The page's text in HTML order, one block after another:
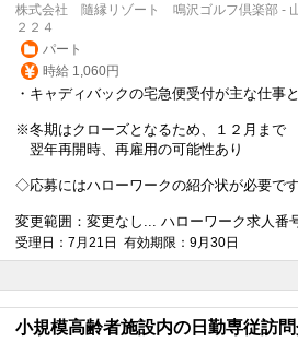
株式会社 隨縁リゾート 鳴沢ゴルフ倶楽部 -
２２４
パート
時給 1,060円
・キャディバックの宅急便受付が主な仕事
※冬期はクローズとなるため、１２月まで
翌年再開時、再雇用の可能性あり
◇応募にはハローワークの紹介状が必要で
変更範囲：変更なし... ハローワーク求人番
受理日：7月21日 有効期限：9月30日
小規模高齢者施設内の日勤専従訪